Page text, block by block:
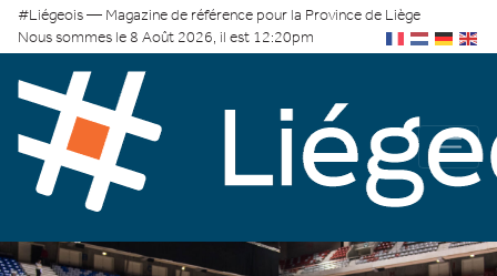
#Liégeois — Magazine de référence pour la Province de Liège
Nous sommes le 8 Août 2026, il est 12:20pm